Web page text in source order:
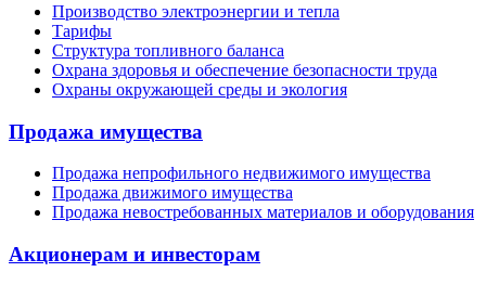
Производство электроэнергии и тепла
Тарифы
Структура топливного баланса
Охрана здоровья и обеспечение безопасности труда
Охраны окружающей среды и экология
Продажа имущества
Продажа непрофильного недвижимого имущества
Продажа движимого имущества
Продажа невостребованных материалов и оборудования
Акционерам и инвесторам